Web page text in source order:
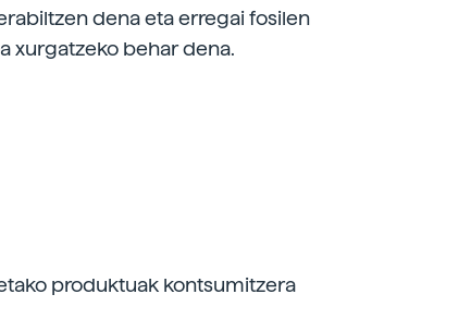
dena eta erregai fosilen
xurgatzeko behar dena.
produktuak kontsumitzera